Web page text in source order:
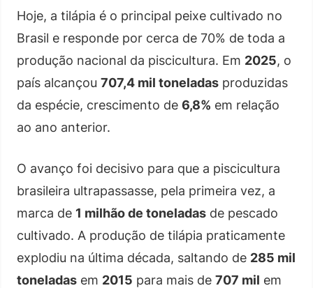
Hoje, a tilápia é o principal peixe cultivado no
Brasil e responde por cerca de 70% de toda a
produção nacional da piscicultura. Em 2025, o
país alcançou 707,4 mil toneladas produzidas
da espécie, crescimento de 6,8% em relação
ao ano anterior.
O avanço foi decisivo para que a piscicultura
brasileira ultrapassasse, pela primeira vez, a
marca de 1 milhão de toneladas de pescado
cultivado. A produção de tilápia praticamente
explodiu na última década, saltando de 285 mil
toneladas em 2015 para mais de 707 mil em